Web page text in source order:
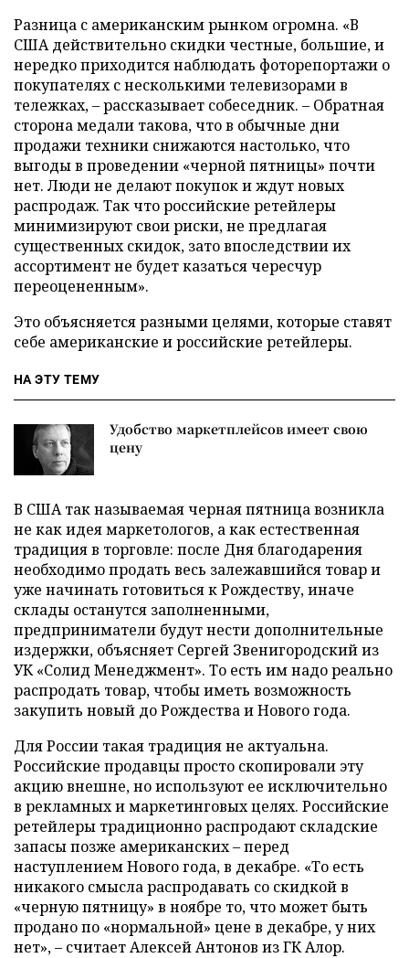
Разница с американским рынком огромна. «В
США действительно скидки честные, большие, и
нередко приходится наблюдать фоторепортажи о
покупателях с несколькими телевизорами в
тележках, – рассказывает собеседник. – Обратная
сторона медали такова, что в обычные дни
продажи техники снижаются настолько, что
выгоды в проведении «черной пятницы» почти
нет. Люди не делают покупок и ждут новых
распродаж. Так что российские ретейлеры
минимизируют свои риски, не предлагая
существенных скидок, зато впоследствии их
ассортимент не будет казаться чересчур
переоцененным».
Это объясняется разными целями, которые ставят
себе американские и российские ретейлеры.
НА ЭТУ ТЕМУ
Удобство маркетплейсов имеет свою
цену
В США так называемая черная пятница возникла
не как идея маркетологов, а как естественная
традиция в торговле: после Дня благодарения
необходимо продать весь залежавшийся товар и
уже начинать готовиться к Рождеству, иначе
склады останутся заполненными,
предприниматели будут нести дополнительные
издержки, объясняет Сергей Звенигородский из
УК «Солид Менеджмент». То есть им надо реально
распродать товар, чтобы иметь возможность
закупить новый до Рождества и Нового года.
Для России такая традиция не актуальна.
Российские продавцы просто скопировали эту
акцию внешне, но используют ее исключительно
в рекламных и маркетинговых целях. Российские
ретейлеры традиционно распродают складские
запасы позже американских – перед
наступлением Нового года, в декабре. «То есть
никакого смысла распродавать со скидкой в
«черную пятницу» в ноябре то, что может быть
продано по «нормальной» цене в декабре, у них
нет», – считает Алексей Антонов из ГК Алор.